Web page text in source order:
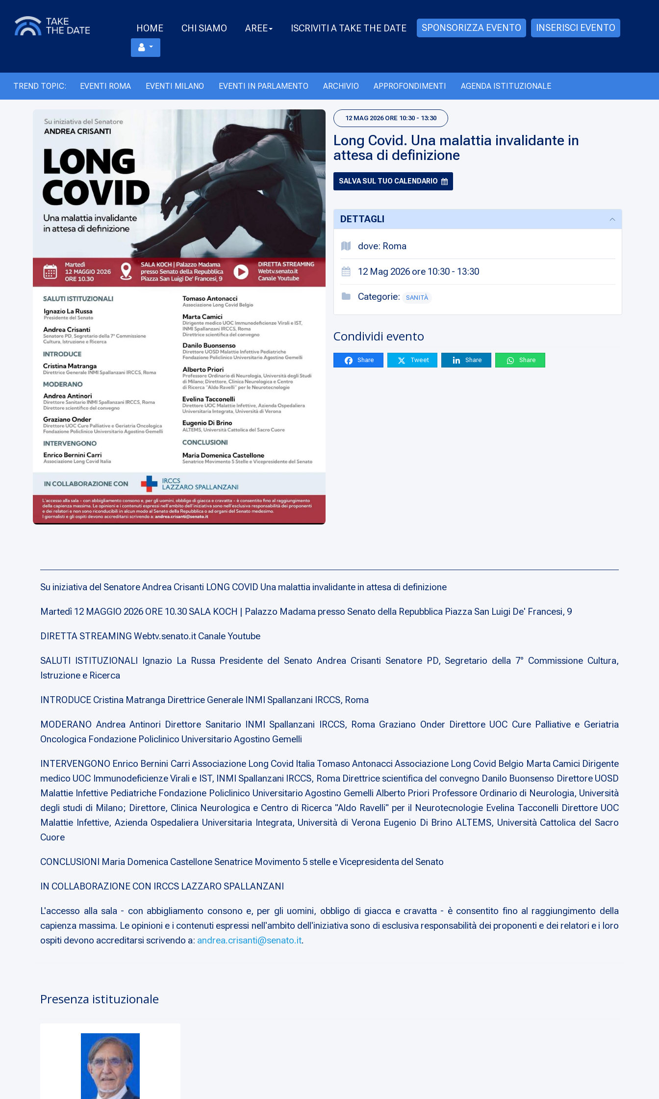
HOME CHI SIAMO AREE ISCRIVITI A TAKE THE DATE SPONSORIZZA EVENTO INSERISCI EVENTO
TREND TOPIC: EVENTI ROMA EVENTI MILANO EVENTI IN PARLAMENTO ARCHIVIO APPROFONDIMENTI AGENDA ISTITUZIONALE
12 MAG 2026 ORE 10:30 - 13:30
Long Covid. Una malattia invalidante in
attesa di definizione
SALVA SUL TUO CALENDARIO
DETTAGLI
dove: Roma
12 Mag 2026 ore 10:30 - 13:30
Categorie: SANITÀ
Condividi evento
Share Tweet Share Share
Su iniziativa del Senatore Andrea Crisanti LONG COVID Una malattia invalidante in attesa di definizione
Martedì 12 MAGGIO 2026 ORE 10.30 SALA KOCH | Palazzo Madama presso Senato della Repubblica Piazza San Luigi De' Francesi, 9
DIRETTA STREAMING Webtv.senato.it Canale Youtube
SALUTI ISTITUZIONALI Ignazio La Russa Presidente del Senato Andrea Crisanti Senatore PD, Segretario della 7° Commissione Cultura,
Istruzione e Ricerca
INTRODUCE Cristina Matranga Direttrice Generale INMI Spallanzani IRCCS, Roma
MODERANO Andrea Antinori Direttore Sanitario INMI Spallanzani IRCCS, Roma Graziano Onder Direttore UOC Cure Palliative e Geriatria
Oncologica Fondazione Policlinico Universitario Agostino Gemelli
INTERVENGONO Enrico Bernini Carri Associazione Long Covid Italia Tomaso Antonacci Associazione Long Covid Belgio Marta Camici Dirigente
medico UOC Immunodeficienze Virali e IST, INMI Spallanzani IRCCS, Roma Direttrice scientifica del convegno Danilo Buonsenso Direttore UOSD
Malattie Infettive Pediatriche Fondazione Policlinico Universitario Agostino Gemelli Alberto Priori Professore Ordinario di Neurologia, Università
degli studi di Milano; Direttore, Clinica Neurologica e Centro di Ricerca "Aldo Ravelli" per il Neurotecnologie Evelina Tacconelli Direttore UOC
Malattie Infettive, Azienda Ospedaliera Universitaria Integrata, Università di Verona Eugenio Di Brino ALTEMS, Università Cattolica del Sacro
Cuore
CONCLUSIONI Maria Domenica Castellone Senatrice Movimento 5 stelle e Vicepresidenta del Senato
IN COLLABORAZIONE CON IRCCS LAZZARO SPALLANZANI
L'accesso alla sala - con abbigliamento consono e, per gli uomini, obbligo di giacca e cravatta - è consentito fino al raggiungimento della
capienza massima. Le opinioni e i contenuti espressi nell'ambito dell'iniziativa sono di esclusiva responsabilità dei proponenti e dei relatori e i loro
ospiti devono accreditarsi scrivendo a: andrea.crisanti@senato.it.
Presenza istituzionale